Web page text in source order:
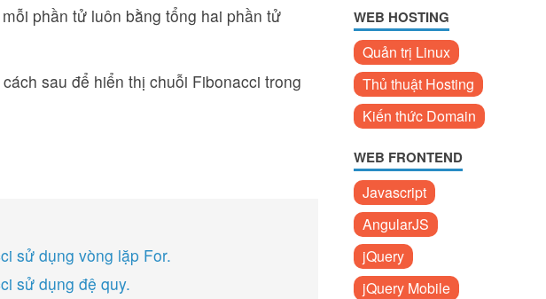
phần tử luôn bằng tổng hai phần tử
sau để hiển thị chuỗi Fibonacci trong
sử dụng vòng lặp For.
sử dụng đệ quy.
WEB HOSTING
Quản trị Linux
Thủ thuật Hosting
Kiến thức Domain
WEB FRONTEND
Javascript
AngularJS
jQuery
jQuery Mobile